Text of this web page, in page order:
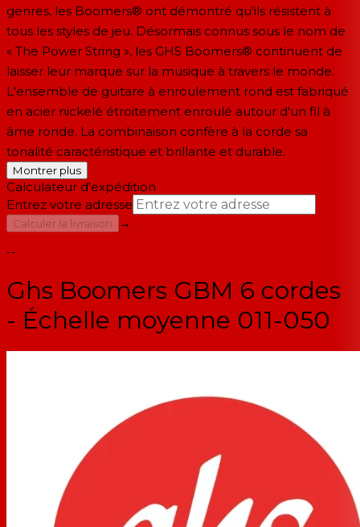
genres, les Boomers® ont démontré qu'ils résistent à
tous les styles de jeu. Désormais connus sous le nom de
« The Power String », les GHS Boomers® continuent de
laisser leur marque sur la musique à travers le monde.
L'ensemble de guitare à enroulement rond est fabriqué
en acier nickelé étroitement enroulé autour d'un fil à
âme ronde. La combinaison confère à la corde sa
tonalité caractéristique et brillante et durable.
Montrer plus
Calculateur d'expédition
Entrez votre adresse
Calculer la livraison
→
--
Ghs Boomers GBM 6 cordes
- Échelle moyenne 011-050